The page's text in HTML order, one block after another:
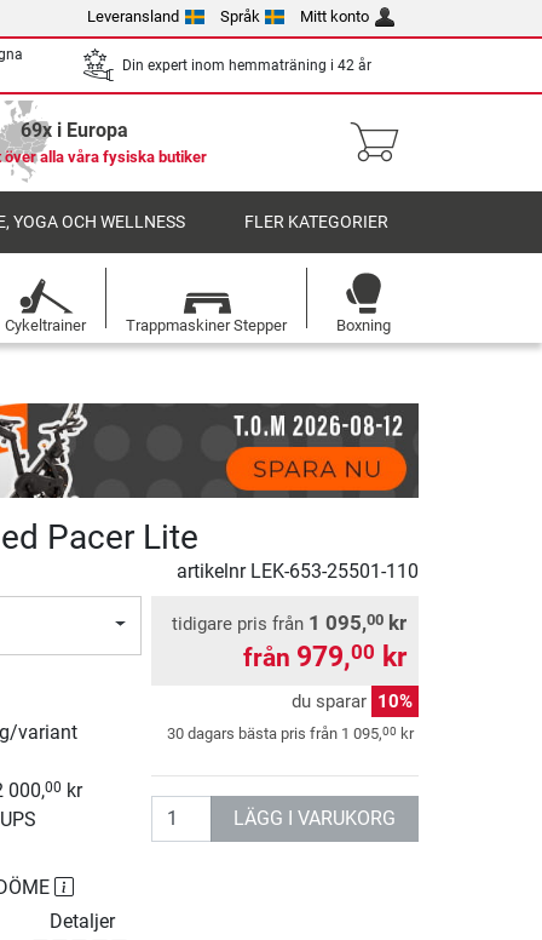
Leveransland Språk Mitt konto
Din expert inom hemmaträning i 42 år
69x i Europa
över alla våra fysiska butiker
YOGA OCH WELLNESS FLER KATEGORIER
Cykeltrainer Trappmaskiner Stepper Boxning
Pacer Lite
artikelnr LEK-653-25501-110
variant
000,00 kr
tidigare pris från 1 095,00 kr
från 979,00 kr
du sparar 10%
30 dagars bästa pris från 1 095,00 kr
antal LÄGG I VARUKORG
Detaljer